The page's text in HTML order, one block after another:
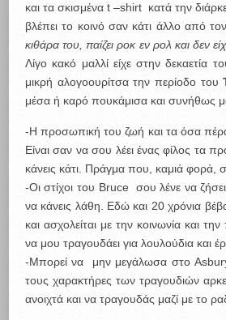
και τα σκισμένα t –shirt κατά την
βλέπει το κοινό σαν κάτι άλλο από
κιθάρα του, παίζει ροκ εν ρολ και δεν
Λίγο κακό μαλλί είχε στην δεκαετία
μικρή αλογοουρίτσα την περίοδο του
μέσα ή καρό πουκάμισα και συνήθως
-Η προσωπική του ζωή και τα όσα
Είναι σαν να σου λέει ένας φίλος τα
κάνεις κάτι. Πράγμα που, καμιά φορά,
-Οι στίχοι του Bruce σου λένε να
να κάνεις λάθη. Εδώ και 20 χρόνια
και ασχολείται με την κοινωνία και
να μου τραγουδάει για λουλούδια και
-Μπορεί να μην μεγάλωσα στο
τους χαρακτήρες των τραγουδιών
ανοιχτά και να τραγουδάς μαζί με το